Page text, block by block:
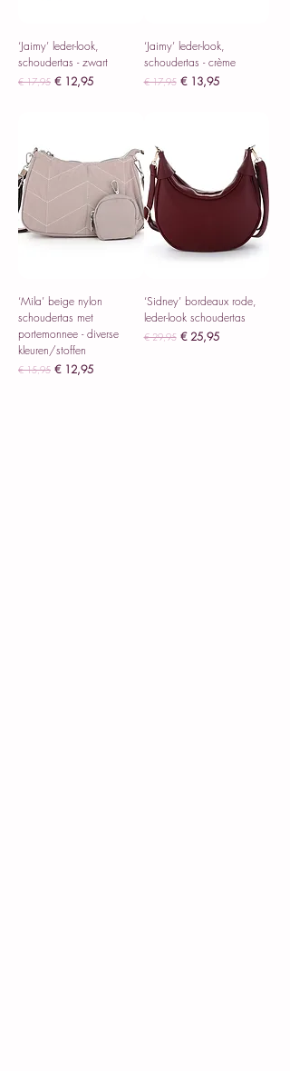
‘Jaimy’ leder-look,
schoudertas - zwart
Normale prijs
€ 17,95 Verkoopprijs
€ 12,95
‘Jaimy’ leder-look,
schoudertas - crème
Normale prijs
€ 17,95 Verkoopprijs
€ 13,95
‘Mila’ beige nylon
schoudertas met
portemonnee - diverse
kleuren/stoffen
Normale prijs
€ 15,95 Verkoopprijs
€ 12,95
‘Sidney’ bordeaux rode,
leder-look schoudertas
Normale prijs
€ 29,95 Verkoopprijs
€ 25,95